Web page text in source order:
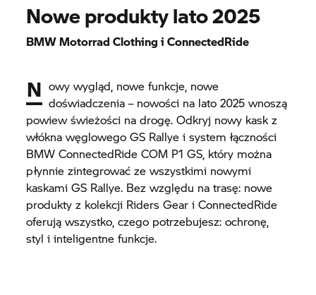
Nowe produkty lato 2025
BMW Motorrad Clothing i ConnectedRide
N owy wygląd, nowe funkcje, nowe
doświadczenia – nowości na lato 2025 wnoszą
powiew świeżości na drogę. Odkryj nowy kask z
włókna węglowego GS Rallye i system łączności
BMW ConnectedRide COM P1 GS, który można
płynnie zintegrować ze wszystkimi nowymi
kaskami GS Rallye. Bez względu na trasę: nowe
produkty z kolekcji Riders Gear i ConnectedRide
oferują wszystko, czego potrzebujesz: ochronę,
styl i inteligentne funkcje.